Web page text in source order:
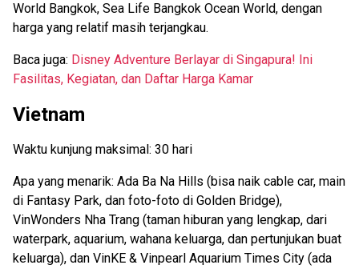
World Bangkok, Sea Life Bangkok Ocean World, dengan
harga yang relatif masih terjangkau.
Baca juga: Disney Adventure Berlayar di Singapura! Ini
Fasilitas, Kegiatan, dan Daftar Harga Kamar
Vietnam
Waktu kunjung maksimal: 30 hari
Apa yang menarik: Ada Ba Na Hills (bisa naik cable car, main
di Fantasy Park, dan foto-foto di Golden Bridge),
VinWonders Nha Trang (taman hiburan yang lengkap, dari
waterpark, aquarium, wahana keluarga, dan pertunjukan buat
keluarga), dan VinKE & Vinpearl Aquarium Times City (ada